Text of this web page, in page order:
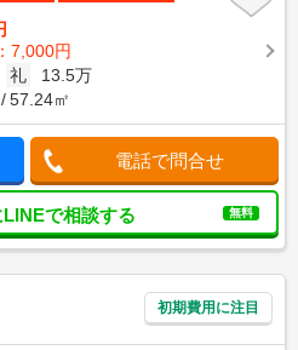
7,000円
礼
13.5万
57.24㎡
電話で問合せ
LINEで相談する 無料
初期費用に注目